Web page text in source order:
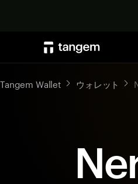
Tangem Wallet ウォレット